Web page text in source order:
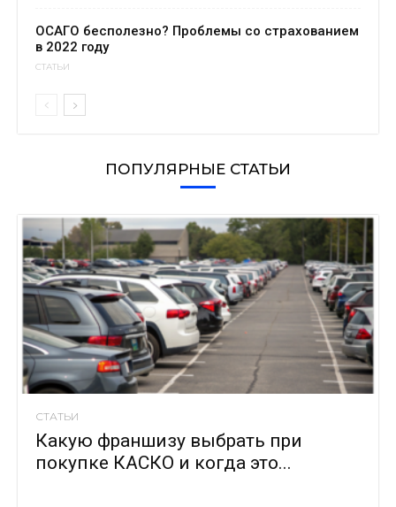
ОСАГО бесполезно? Проблемы со страхованием
в 2022 году
СТАТЬИ
ПОПУЛЯРНЫЕ СТАТЬИ
СТАТЬИ
Какую франшизу выбрать при
покупке КАСКО и когда это...